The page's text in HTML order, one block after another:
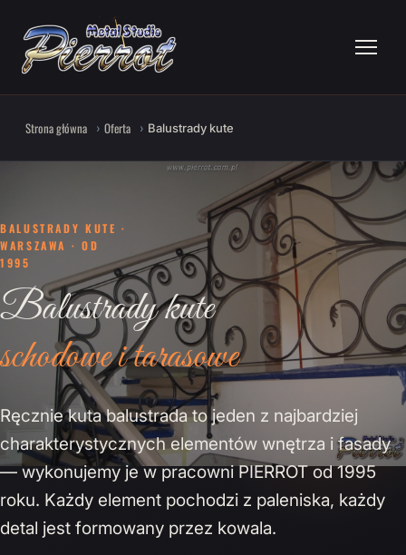
Strona główna Oferta Balustrady kute
BALUSTRADY KUTE ·
WARSZAWA · OD
1995
Balustrady kute
schodowe i tarasowe
Ręcznie kuta balustrada to jeden z najbardziej
charakterystycznych elementów wnętrza i fasady
— wykonujemy je w pracowni PIERROT od 1995
roku. Każdy element pochodzi z paleniska, każdy
detal jest formowany przez kowala.